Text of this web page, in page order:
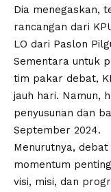
Dia menegaskan,
rancangan dari
LO dari Paslon
Sementara untuk
tim pakar debat,
jauh hari. Namun,
penyusunan dan
September 2024.
Menurutnya,
momentum
visi, misi, dan